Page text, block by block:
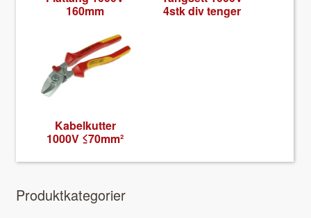
160mm
4stk div tenger
Kabelkut­ter
1000V ≤70mm²
Pro­duk­tkat­e­gori­er